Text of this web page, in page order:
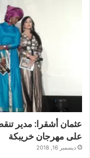
عثمان أشقرا: مدير
على مهرجان خريبكة
ديسمبر 16, 2018